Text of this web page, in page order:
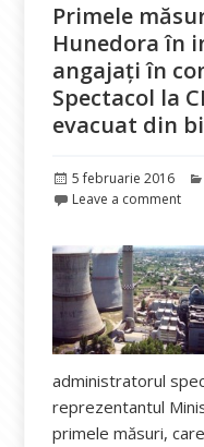
Primele
Hunedora în
angajați în
Spectacol la
evacuat din
Publicat
pe
5 februarie 2016
Leave a comment
administratorul
reprezentantul
primele măsuri,